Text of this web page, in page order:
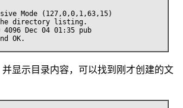
Mode (127,0,0,1,63,15)
the directory listing.
Dec 04 01:35 pub
OK.
显示目录内容，可以找到刚才创建的文